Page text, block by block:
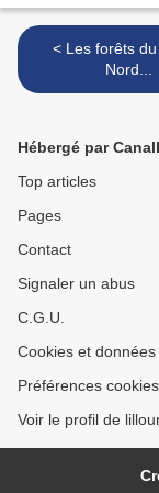
< Les forêts du Grand
Nord...
Hébergé par
Top articles
Pages
Contact
Signaler un abus
C.G.U.
Cookies et
Préférences cookies
Voir le profil de